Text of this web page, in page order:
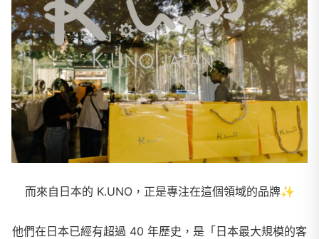
而來自日本的 K.UNO，正是專注在這個領域的品牌✨
他們在日本已經有超過 40 年歷史，是「日本最大規模的客